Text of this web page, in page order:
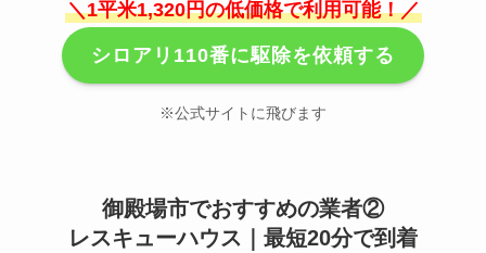
＼1平米1,320円の低価格で利用可能！／
シロアリ110番に駆除を依頼する
※公式サイトに飛びます
御殿場市でおすすめの業者②
レスキューハウス｜最短20分で到着